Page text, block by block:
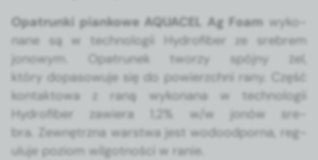
Opa­trun­ki piankowe AQUACEL Ag Foam wyko­
nane są w tech­nologii Hydrofiber ze sre­brem
jonowym. Opa­trunek tworzy spójny żel,
który dopa­sowu­je się do powierzch­ni rany. Część
kon­tak­towa z raną wyko­nana w tech­nologii
Hydrofiber zaw­iera 1,2% w/w jonów sre­
bra. Zewnętrz­na warst­wa jest wodoo­d­por­na, reg­
u­lu­je poziom wilgo­t­noś­ci w ranie.